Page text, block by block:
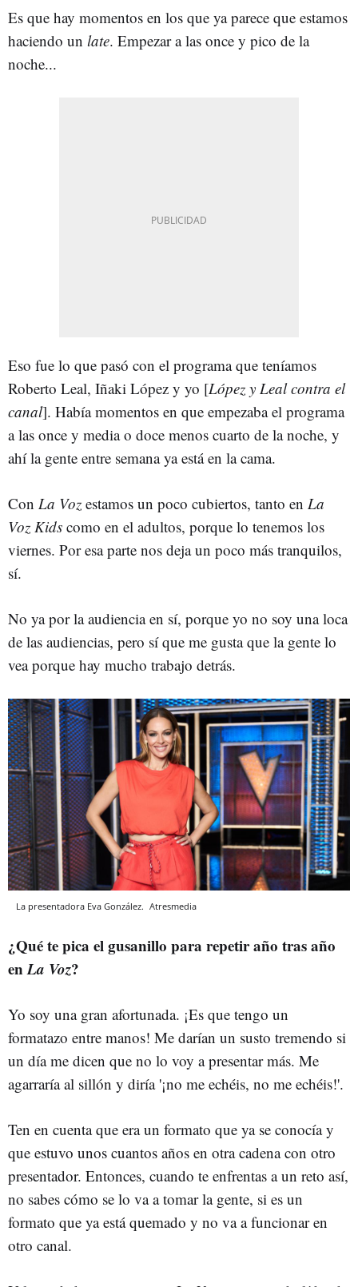
Es que hay momentos en los que ya parece que estamos
haciendo un late. Empezar a las once y pico de la
noche...
Eso fue lo que pasó con el programa que teníamos
Roberto Leal, Iñaki López y yo [López y Leal contra el
canal]. Había momentos en que empezaba el programa
a las once y media o doce menos cuarto de la noche, y
ahí la gente entre semana ya está en la cama.
Con La Voz estamos un poco cubiertos, tanto en La
Voz Kids como en el adultos, porque lo tenemos los
viernes. Por esa parte nos deja un poco más tranquilos,
sí.
No ya por la audiencia en sí, porque yo no soy una loca
de las audiencias, pero sí que me gusta que la gente lo
vea porque hay mucho trabajo detrás.
La presentadora Eva González. Atresmedia
¿Qué te pica el gusanillo para repetir año tras año
enLa Voz?
Yo soy una gran afortunada. ¡Es que tengo un
formatazo entre manos! Me darían un susto tremendo si
un día me dicen que no lo voy a presentar más. Me
agarraría al sillón y diría '¡no me echéis, no me echéis!'.
Ten en cuenta que era un formato que ya se conocía y
que estuvo unos cuantos años en otra cadena con otro
presentador. Entonces, cuando te enfrentas a un reto así,
no sabes cómo se lo va a tomar la gente, si es un
formato que ya está quemado y no va a funcionar en
otro canal.